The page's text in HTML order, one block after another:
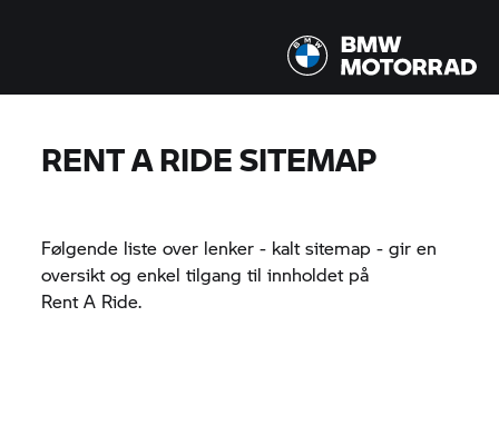
RENT A RIDESITEMAP
Følgende liste over lenker - kalt sitemap - gir en
oversikt og enkel tilgang til innholdet på
Rent A Ride.